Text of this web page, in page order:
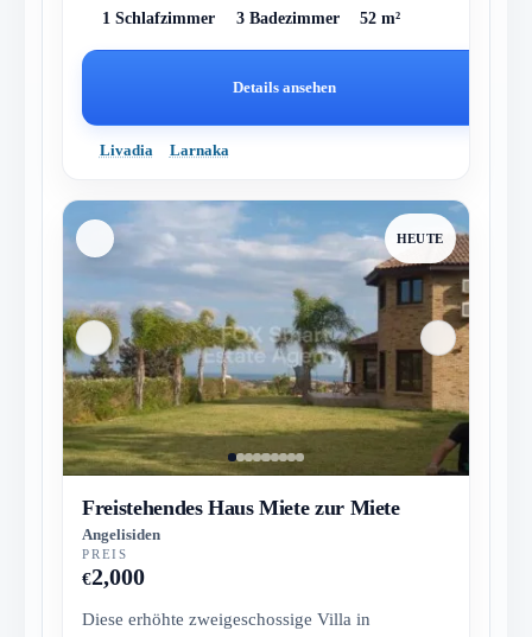
1 Schlafzimmer 3 Badezimmer 52 m²
Details ansehen
Livadia Larnaka
HEUTE
Freistehendes Haus Miete zur Miete
Angelisiden
PREIS
€2,000
Diese erhöhte zweigeschossige Villa in